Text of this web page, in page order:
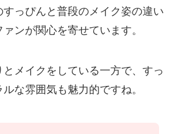
っぴんと普段のメイク姿の違い
ンが関心を寄せています。
メイクをしている一方で、すっ
な雰囲気も魅力的ですね。